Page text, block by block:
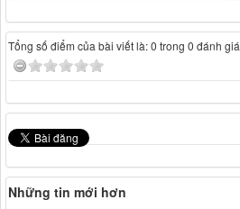
Tổng số điểm của bài viết là: 0 trong 0 đánh giá
Những tin mới hơn